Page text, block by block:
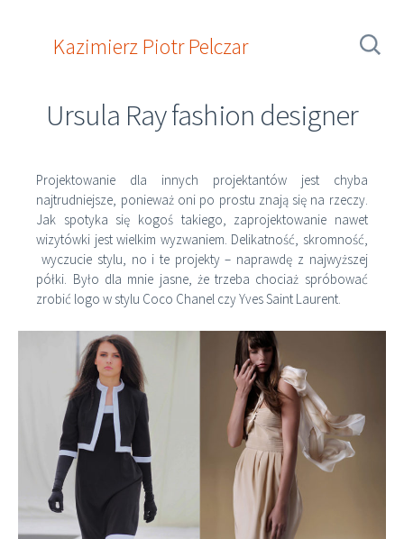
Kazimierz Piotr Pelczar
Aforyzmy
Kino
Portfolio
Loga
AUQUA
Kampanie reklamowe
Ursula Ray
Bols
Sommelier
Coca-Cola
PTU
Szpital ŚE
Hydrocentrum
IH UW
Carman
ERA
Urząd Miasta
Plakaty
Mydło i powidło
Szukaj:
Ursula Ray fashion designer
Projektowanie dla innych projektantów jest chyba
najtrudniejsze, ponieważ oni po prostu znają się na rzeczy.
Jak spotyka się kogoś takiego, zaprojektowanie nawet
wizytówki jest wielkim wyzwaniem. Delikatność, skromność,
wyczucie stylu, no i te projekty – naprawdę z najwyższej
półki. Było dla mnie jasne, że trzeba chociaż spróbować
zrobić logo w stylu Coco Chanel czy Yves Saint Laurent.